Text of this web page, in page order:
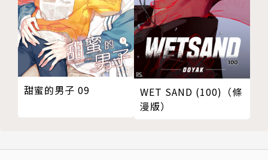
甜蜜的男子 09
WET SAND (100)（條
漫版）